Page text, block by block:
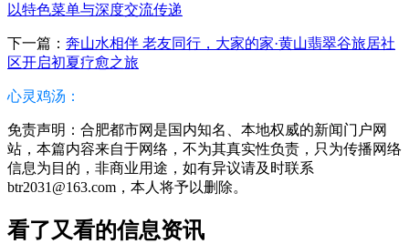
以特色菜单与深度交流传递
下一篇： 奔山水相伴 老友同行，大家的家·黄山翡翠谷旅居社
区开启初夏疗愈之旅
心灵鸡汤：
免责声明：合肥都市网是国内知名、本地权威的新闻门户网
站，本篇内容来自于网络，不为其真实性负责，只为传播网络
信息为目的，非商业用途，如有异议请及时联系
btr2031@163.com，本人将予以删除。
看了又看的信息资讯